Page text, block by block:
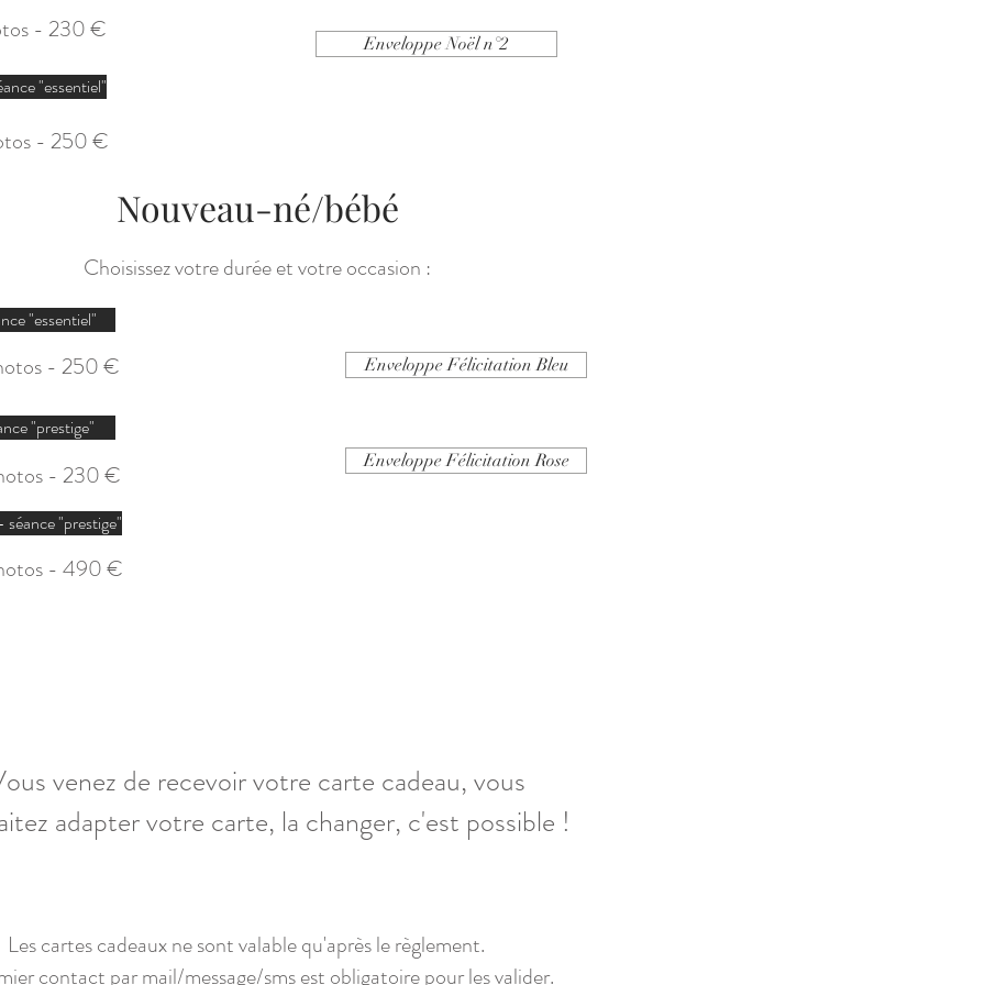
- 230 € Enveloppe Noël n°2
"essentiel"
- 250 €
Nouveau-né/bébé
Choisissez votre durée et votre occasion :
"essentiel"
- 250 €
"prestige"
- 230 €
Enveloppe Félicitation Bleu
Enveloppe Félicitation Rose
séance "prestige"
- 490 €
venez de recevoir votre carte cadeau, vous
adapter votre carte, la changer, c'est possible !
Les cartes cadeaux ne sont valable qu'après lerèglement.
contact par mail/message/sms est obligatoire pour les valider.